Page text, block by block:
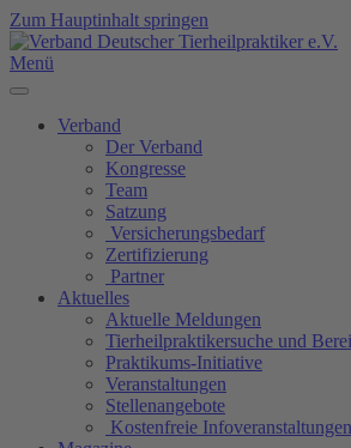
Zum Hauptinhalt springen
Menü
Verband
Der Verband
Kongresse
Team
Satzung
Versicherungsbedarf
Zertifizierung
Partner
Aktuelles
Aktuelle Meldungen
Tierheilpraktikersuche und
Praktikums-Initiative
Veranstaltungen
Stellenangebote
Kostenfreie Infoveranstaltungen